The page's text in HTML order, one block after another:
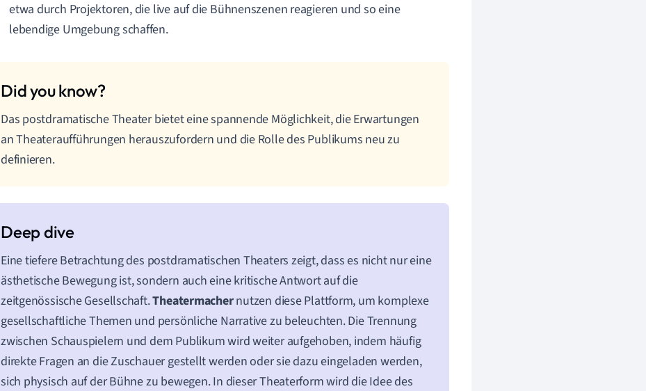
etwa durch Projektoren, die live auf die Bühnenszenen reagieren und so eine
lebendige Umgebung schaffen.
Das postdramatische Theater bietet eine spannende Möglichkeit, die Erwartungen
an Theateraufführungen herauszufordern und die Rolle des Publikums neu zu
definieren.
Eine tiefere Betrachtung des postdramatischen Theaters zeigt, dass es nicht nur eine
ästhetische Bewegung ist, sondern auch eine kritische Antwort auf die
zeitgenössische Gesellschaft.Theatermachernutzen diese Plattform, um komplexe
gesellschaftliche Themen und persönliche Narrative zu beleuchten. Die Trennung
zwischen Schauspielern und dem Publikum wird weiter aufgehoben, indem häufig
direkte Fragen an die Zuschauer gestellt werden oder sie dazu eingeladen werden,
sich physisch auf der Bühne zu bewegen. In dieser Theaterform wird die Idee des